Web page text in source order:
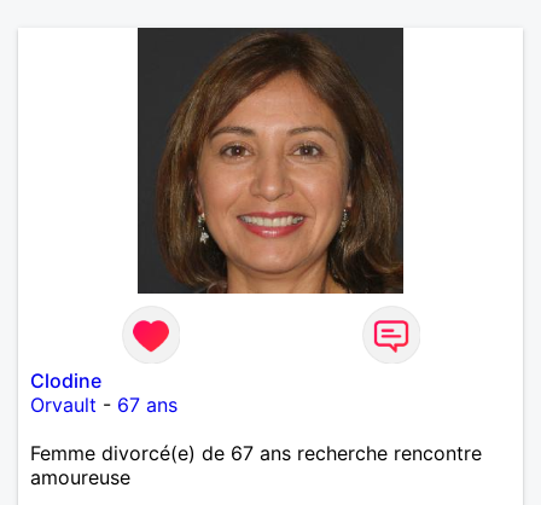
Clodine
Orvault - 67 ans
Femme divorcé(e) de 67 ans recherche rencontre
amoureuse